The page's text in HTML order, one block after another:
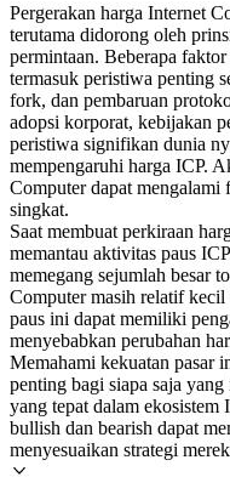
Pergerakan harga Internet
terutama didorong oleh
permintaan. Beberapa
termasuk peristiwa penting
fork, dan pembaruan
adopsi korporat, kebijakan
peristiwa signifikan dunia
mempengaruhi harga ICP.
Computer dapat
singkat.
Saat membuat perkiraan
memantau aktivitas paus
memegang sejumlah besar
Computer masih relatif kecil
paus ini dapat memiliki
menyebabkan perubahan
Memahami kekuatan pasar
penting bagi siapa saja
yang tepat dalam ekosistem
bullish dan bearish dapat
menyesuaikan strategi